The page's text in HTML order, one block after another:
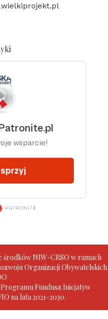
środków NIW-CRSO w ramach
Organizacji Obywatelskich
Fundusz Inicjatyw
na lata 2021-2030.